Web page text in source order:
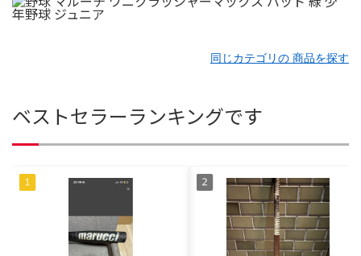
同じカテゴリの 商品を探す
ベストセラーランキングです